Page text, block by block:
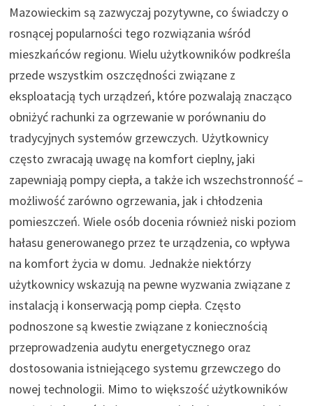
Mazowieckim są zazwyczaj pozytywne, co świadczy o
rosnącej popularności tego rozwiązania wśród
mieszkańców regionu. Wielu użytkowników podkreśla
przede wszystkim oszczędności związane z
eksploatacją tych urządzeń, które pozwalają znacząco
obniżyć rachunki za ogrzewanie w porównaniu do
tradycyjnych systemów grzewczych. Użytkownicy
często zwracają uwagę na komfort cieplny, jaki
zapewniają pompy ciepła, a także ich wszechstronność –
możliwość zarówno ogrzewania, jak i chłodzenia
pomieszczeń. Wiele osób docenia również niski poziom
hałasu generowanego przez te urządzenia, co wpływa
na komfort życia w domu. Jednakże niektórzy
użytkownicy wskazują na pewne wyzwania związane z
instalacją i konserwacją pomp ciepła. Często
podnoszone są kwestie związane z koniecznością
przeprowadzenia audytu energetycznego oraz
dostosowania istniejącego systemu grzewczego do
nowej technologii. Mimo to większość użytkowników